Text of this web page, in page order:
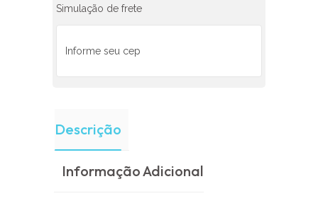
Simulação de frete
Descrição
Informação Adicional